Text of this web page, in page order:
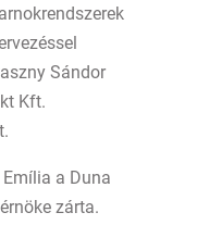
Sándor
Kft.
a Duna
zárta.